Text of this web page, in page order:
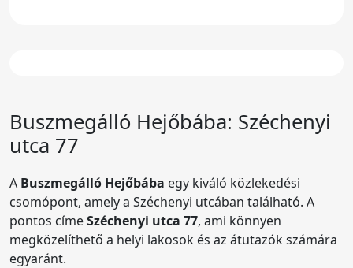
Buszmegálló Hejőbába: Széchenyi
utca 77
A Buszmegálló Hejőbába egy kiváló közlekedési
csomópont, amely a Széchenyi utcában található. A
pontos címeSzéchenyi utca 77, ami könnyen
megközelíthető a helyi lakosok és az átutazók számára
egyaránt.